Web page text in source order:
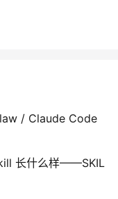
/ Claude Code
长什么样——SKIL